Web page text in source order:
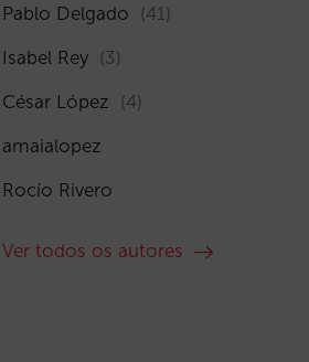
Pablo Delgado (41)
Isabel Rey (3)
César López (4)
amaialopez
Rocío Rivero
Ver todos os autores